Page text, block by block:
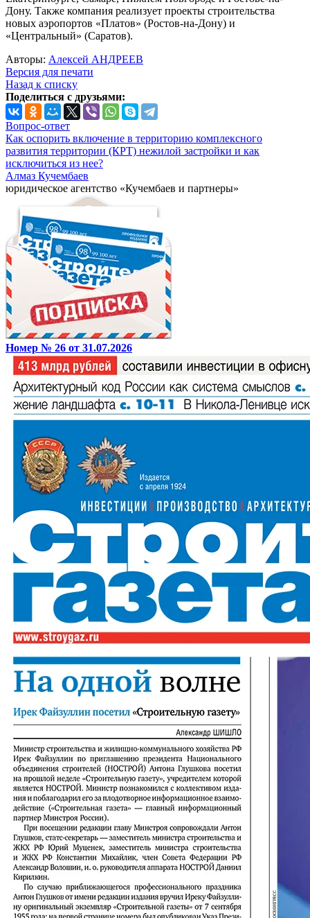
Дону. Также компания реализует проекты строительства
новых аэропортов «Платов» (Ростов-на-Дону) и
«Центральный» (Саратов).
Авторы: Алексей АНДРЕЕВ
Версия для печати
Назад к списку
Поделиться с друзьями:
Вопрос-ответ
Как оспорить включение в территорию комплексного
развития территории (КРТ) нежилой застройки и как
исключиться из нее?
Алмаз Кучембаев
юридическое агентство «Кучембаев и партнеры»
Номер № 26 от 31.07.2026